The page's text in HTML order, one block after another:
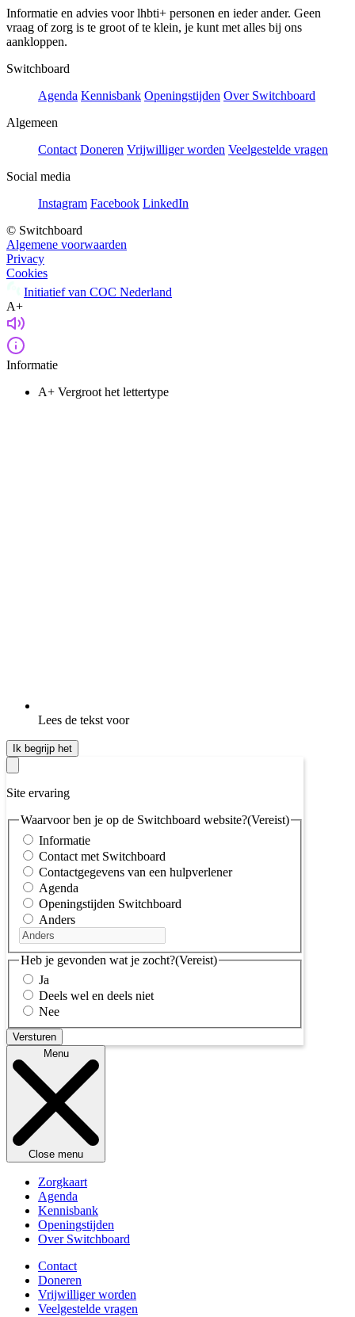
Informatie en advies voor lhbti+ personen en ieder ander. Geen
vraag of zorg is te groot of te klein, je kunt met alles bij ons
aankloppen.
Switchboard
Agenda Kennisbank Openingstijden Over Switchboard
Algemeen
Contact Doneren Vrijwilliger worden Veelgestelde vragen
Social media
Instagram Facebook LinkedIn
© Switchboard
Algemene voorwaarden
Privacy
Cookies
Initiatief van COC Nederland
A+
Informatie
A+ Vergroot het lettertype
Lees de tekst voor
Ik begrijp het
Site ervaring
Waarvoor ben je op de Switchboard website?(Vereist)
Informatie
Contact met Switchboard
Contactgegevens van een hulpverlener
Agenda
Openingstijden Switchboard
Anders
Heb je gevonden wat je zocht?(Vereist)
Ja
Deels wel en deels niet
Nee
Menu
Close menu
Zorgkaart
Agenda
Kennisbank
Openingstijden
Over Switchboard
Contact
Doneren
Vrijwilliger worden
Veelgestelde vragen